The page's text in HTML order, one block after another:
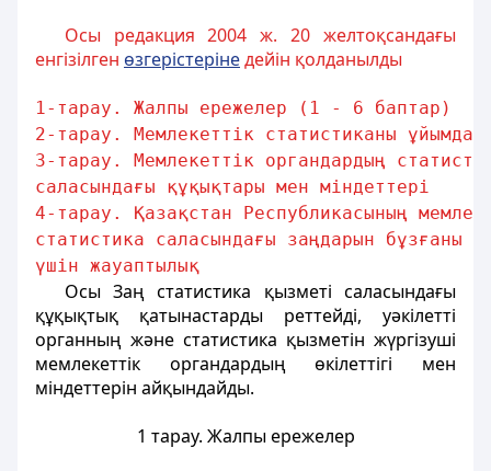
Осы редакция 2004 ж. 20 желтоқсандағы
енгізілген өзгерістерінедейін қолданылды
1-тарау. Жалпы ережелер (1 - 6 баптар)
2-тарау. Мемлекеттік статистиканы
3-тарау. Мемлекеттік органдардың
саласындағы құқықтары мен міндеттері
4-тарау. Қазақстан Республикасының
статистика саласындағы заңдарын бұзғаны
үшін жауаптылық
Осы Заң статистика қызметi саласындағы
құқықтық қатынастарды реттейдi, уәкiлеттi
органның және статистика қызметiн жүргiзушi
мемлекеттік органдардың өкiлеттiгi мен
мiндеттерiн айқындайды.
1 тарау. Жалпы ережелер